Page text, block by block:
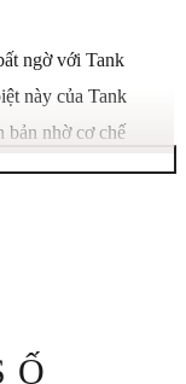
ngờ với Tank
này của Tank
bản nhờ cơ chế
bật với kiểu
thạch anh.